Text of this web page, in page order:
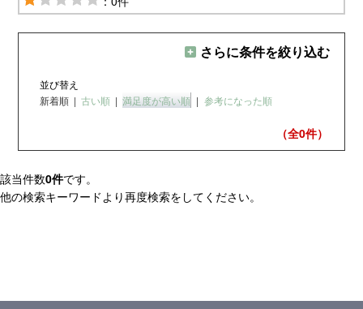
さらに条件を絞り込む
並び替え
新着順 | 古い順 | 満足度が高い順 | 参考になった順
（全0件）
該当件数0件です。
他の検索キーワードより再度検索をしてください。